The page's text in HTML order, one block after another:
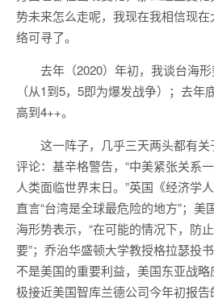
势未来怎么走呢，我现在我相信现
络可寻了。
去年（2020）年初，我谈台海
（从1到5，5即为爆发战争）；去
高到4++。
这一阵子，几乎三天两头都有
评论：基辛格警告，“中美紧张关系
人类面临世界末日。”英国《经济学
直言“台湾是全球最危险的地方”；美
海形势表示，“在可能的情况下，防
要”；乔治华盛顿大学教授格拉瑟投
不是美国的重要利益，美国东亚战略
极接近美国智库兰德公司今年初报告